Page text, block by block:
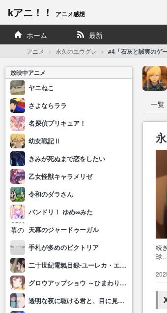
kアニ！！ アニメ感想
ホーム 最新
アニメ 永久のユウグレ #4「石灰と誠実のゲ
放映中アニメ
ヤニねこ
さよならララ
名探偵プリキュア！
幼女戦記Ⅱ
きみが死ぬまで恋をしたい
乙女怪獣キャラメリゼ
令和のダラさん
バンドリ！ ゆめ∞みた
天幕のジャードゥーガル
手札が多めのビクトリア
二十世紀電氣目録-ユーレカ・エヴリカ-
グロウアップショウ ～ひまわりのサーカス団～
透明な夜に駆ける君と、目に見えない恋をした。
一覧
続
球
ラ
わ